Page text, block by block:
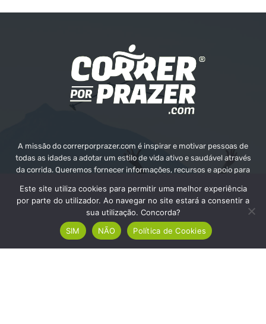
A missão do correrporprazer.com é inspirar e motivar pessoas de
todas as idades a adotar um estilo de vida ativo e saudável através
da corrida. Queremos fornecer informações, recursos e apoio para
estar.
Contate-nos:info@correrporprazer.com
Este site utiliza cookies para permitir uma melhor experiência
por parte do utilizador. Ao navegar no site estará a consentir a
sua utilização. Concorda?
SIM
NÃO Política de Cookies